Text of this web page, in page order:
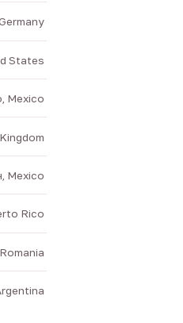
States
Mexico
Mexico
Rico